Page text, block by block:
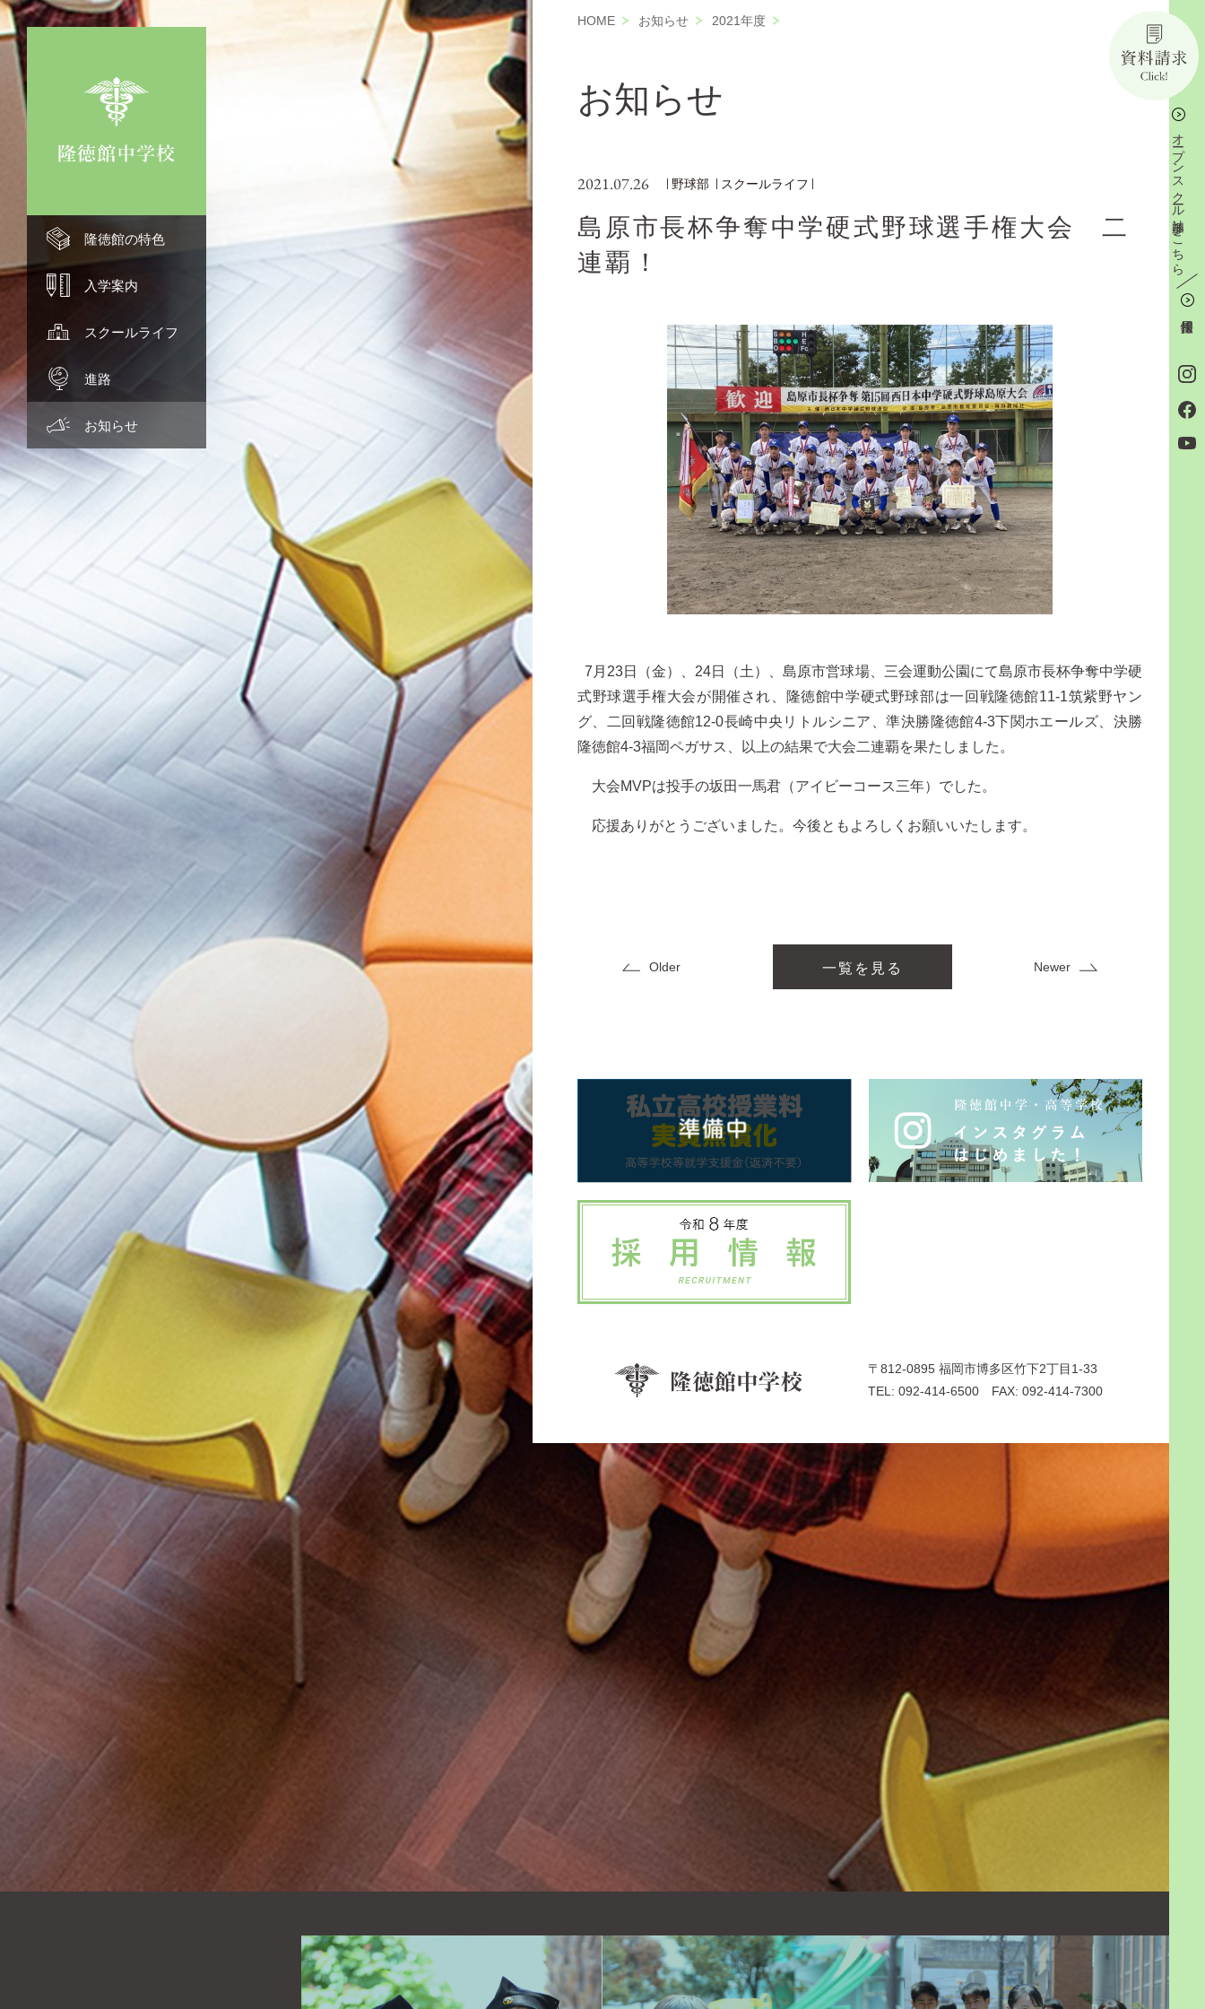
隆徳館の特色
隆徳館の特色 TOP
少人数教育
ハイブリッド教育
グローバル教育
キャリア教育
コモンモラリティ教育
入学案内
入学案内 TOP
募集要項
オープンスクール
学費・特待生制度・特典
スクールライフ
スクールライフ TOP
年間行事
クラブ活動
制服紹介
カフェテリア
アクセス
進路
進路 TOP
主な進路実績
先輩の活躍
お知らせ
お知らせ TOP
2026年度
2022年度
2021年度
2020年度
2019年度
2017年度
2016年度
オープンスクール参加はこちら
HOME お知らせ 2021年度
お知らせ
2021.07.26 野球部 スクールライフ
島原市長杯争奪中学硬式野球選手権大会 二
連覇！
7月23日（金）、24日（土）、島原市営球場、三会運動公園にて島原市長杯争奪中学硬
式野球選手権大会が開催され、隆徳館中学硬式野球部は一回戦隆徳館11-1筑紫野ヤン
グ、二回戦隆徳館12-0長崎中央リトルシニア、準決勝隆徳館4-3下関ホエールズ、決勝
隆徳館4-3福岡ペガサス、以上の結果で大会二連覇を果たしました。
大会MVPは投手の坂田一馬君（アイビーコース三年）でした。
応援ありがとうございました。今後ともよろしくお願いいたします。
Older 一覧を見る Newer
〒812-0895 福岡市博多区竹下2丁目1-33
TEL: 092-414-6500 FAX: 092-414-7300